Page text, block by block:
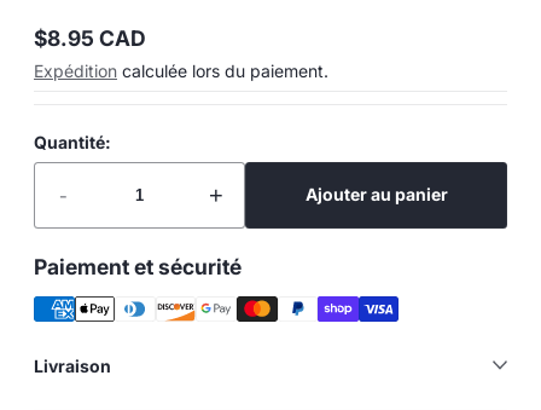
Prix
normal
$8.95 CAD
Expédition calculée lors du paiement.
Quantité:
- + Ajouter au panier
Paiement et sécurité
Livraison